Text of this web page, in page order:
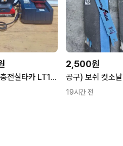
ES충전타카 충전실타카 LT1118-0.6/30 일자타카 몰딩작업 미사용풀세트
2,500원
공구) 보쉬 컷소날
19시간 전